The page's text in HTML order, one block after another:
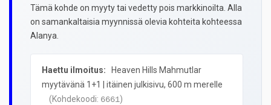
Tämä kohde on myyty tai vedetty pois markkinoilta. Alla
on samankaltaisia myynnissä olevia kohteita kohteessa
Alanya.
Haettu ilmoitus:
Heaven Hills Mahmutlar
myytävänä 1+1 | itäinen julkisivu, 600 m merelle
(Kohdekoodi: 6661)